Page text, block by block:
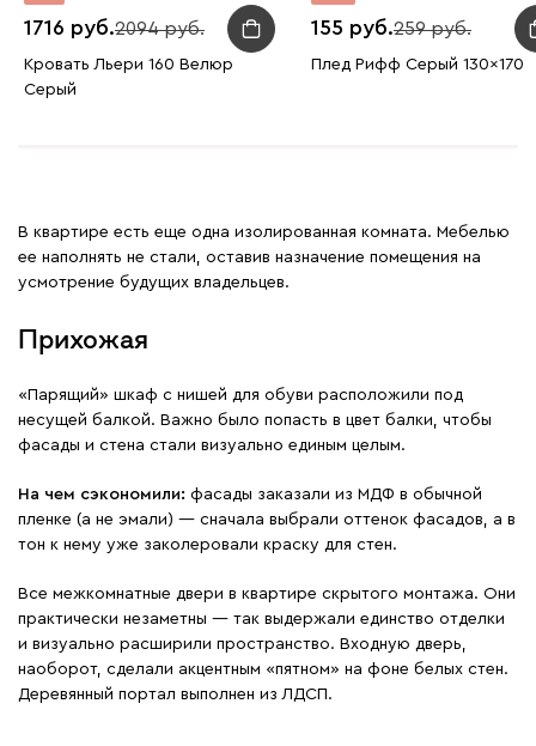
1716 2094
Кровать Льери 160 Велюр
Серый
155 259
Плед Рифф Серый 130x170
В квартире есть еще одна изолированная комната. Мебелью
ее наполнять не стали, оставив назначение помещения на
усмотрение будущих владельцев.
Прихожая
«Парящий» шкаф с нишей для обуви расположили под
несущей балкой. Важно было попасть в цвет балки, чтобы
фасады и стена стали визуально единым целым.
На чем сэкономили: фасады заказали из МДФ в обычной
пленке (а не эмали) — сначала выбрали оттенок фасадов, а в
тон к нему уже заколеровали краску для стен.
Все межкомнатные двери в квартире скрытого монтажа. Они
практически незаметны — так выдержали единство отделки
и визуально расширили пространство. Входную дверь,
наоборот, сделали акцентным «пятном» на фоне белых стен.
Деревянный портал выполнен из ЛДСП.